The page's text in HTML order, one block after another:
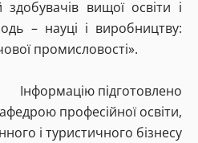
здобувачів вищої освіти і
– науці і виробництву:
промисловості».
Інформацію підготовлено
професійної освіти,
і туристичного бізнесу